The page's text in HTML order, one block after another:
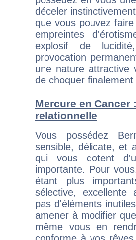
déceler
que vous pouvez
empreintes
explosif de
provocation
une nature attractive
de choquer
Mercure en
relationnelle
Vous possédez
sensible, délicate, et
qui vous dotent
importante. Pour
étant plus
sélective, excellente
pas d'éléments
amener à modifier
même vous en